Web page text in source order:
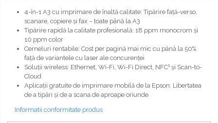
4-în-1 A3 cu imprimare de înaltă calitate: Tipărire faţă-verso,
scanare, copiere şi fax – toate până la A3
Tipărire rapidă la calitate profesională: 18 ppm monocrom şi
10 ppm color
Cerneluri rentabile: Cost per pagină mai mic cu până la 50%
faţă de variantele cu laser ale concurenţei
Soluţii wireless: Ethernet, Wi-Fi, Wi-Fi Direct, NFC1 şi Scan-to-
Cloud
Aplicaţii gratuite de imprimare mobilă de la Epson: Libertatea
de a tipări şi de a scana de aproape oriunde
Informatii conformitate produs